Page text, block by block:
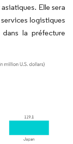
Elle sera
logistiques
la préfecture